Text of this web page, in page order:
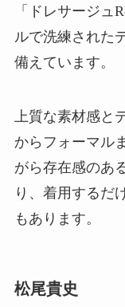
「ドレサージュ
ルで洗練された
備えています。
上質な素材感と
からフォーマル
がら存在感のあ
り、着用するだ
もあります。
松尾貴史